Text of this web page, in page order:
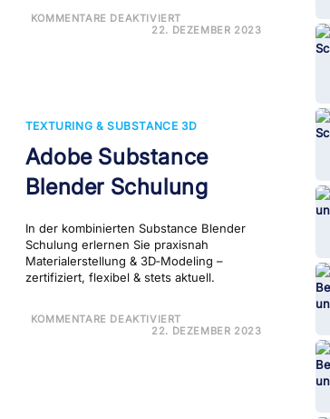
KOMMENTARE DEAKTIVIERTFÜR
FOUNDRY
22. DEZEMBER 2023
TEXTURING & SUBSTANCE 3D
Adobe Substance
Blender Schulung
In der kombinierten Substance Blender
Schulung erlernen Sie praxisnah
Materialerstellung & 3D‑Modeling –
zertifiziert, flexibel & stets aktuell.
KOMMENTARE DEAKTIVIERTFÜR
ADOBE
22. DEZEMBER 2023